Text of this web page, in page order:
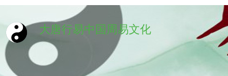
大唐行易中国周易文化